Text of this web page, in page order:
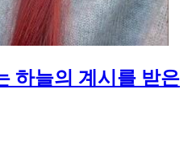
하늘의 계시를 받은